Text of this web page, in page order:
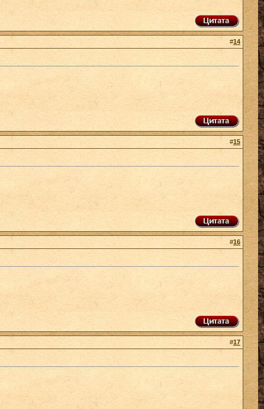
#14
#15
#16
#17